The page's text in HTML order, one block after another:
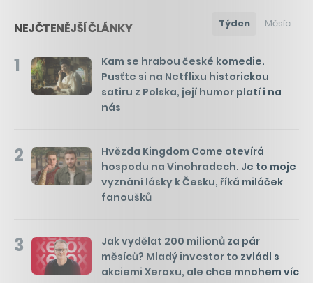
NEJČTENĚJŠÍ ČLÁNKY Týden Měsíc
1
Kam se hrabou české komedie.
Pusťte si na Netflixu historickou
satiru z Polska, její humor platí i na
nás
2
Hvězda Kingdom Come otevírá
hospodu na Vinohradech. Je to moje
vyznání lásky k Česku, říká miláček
fanoušků
3
Jak vydělat 200 milionů za pár
měsíců? Mladý investor to zvládl s
akciemi Xeroxu, ale chce mnohem víc